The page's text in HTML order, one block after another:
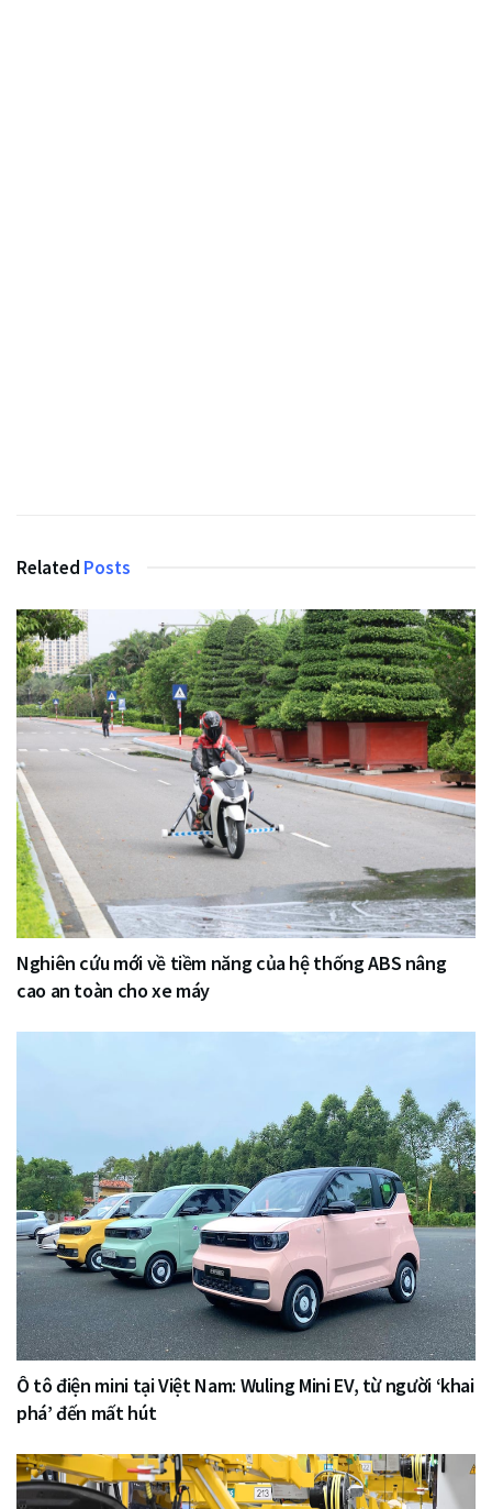
Related Posts
Nghiên cứu mới về tiềm năng của hệ thống ABS nâng
cao an toàn cho xe máy
Ô tô điện mini tại Việt Nam: Wuling Mini EV, từ người ‘khai
phá’ đến mất hút